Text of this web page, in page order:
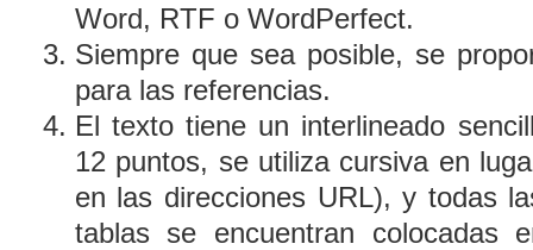
Word, RTF o WordPerfect.
Siempre que sea posible, se
para las referencias.
El texto tiene un interlineado
12 puntos, se utiliza cursiva en
en las direcciones URL), y todas
tablas se encuentran colocadas